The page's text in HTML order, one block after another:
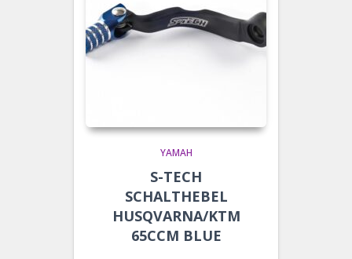
YAMAH
S-TECH
SCHALTHEBEL
HUSQVARNA/KTM
65CCM BLUE